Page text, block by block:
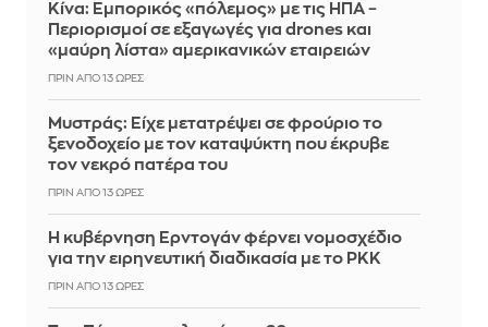
Κίνα: Εμπορικός «πόλεμος» με τις ΗΠΑ –
Περιορισμοί σε εξαγωγές για drones και
«μαύρη λίστα» αμερικανικών εταιρειών
ΠΡΙΝ ΑΠΌ 13 ΏΡΕΣ
Mυστράς: Είχε μετατρέψει σε φρούριο το
ξενοδοχείο με τον καταψύκτη που έκρυβε
τον νεκρό πατέρα του
ΠΡΙΝ ΑΠΌ 13 ΏΡΕΣ
Η κυβέρνηση Ερντογάν φέρνει νομοσχέδιο
για την ειρηνευτική διαδικασία με το PKK
ΠΡΙΝ ΑΠΌ 13 ΏΡΕΣ